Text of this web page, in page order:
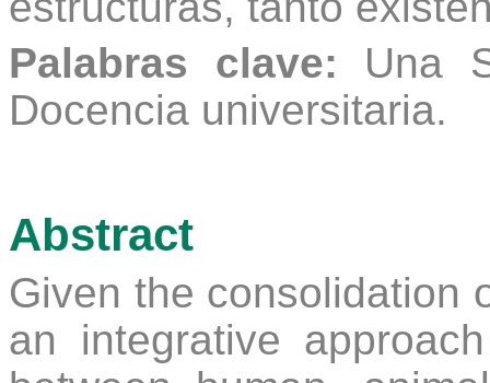
Palabras clave: Una
Docencia universitaria.
Abstract
Given the consolidation
an integrative